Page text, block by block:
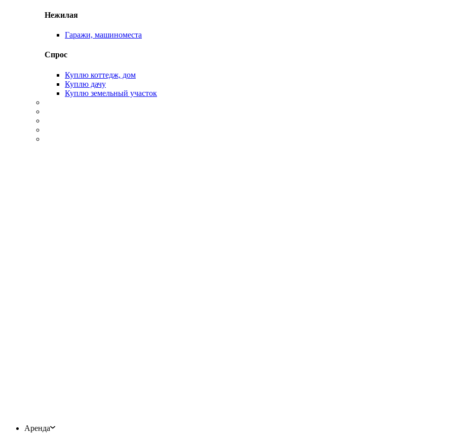
Нежилая
Гаражи, машиноместа
Спрос
Куплю коттедж, дом
Куплю дачу
Куплю земельный участок
Аренда